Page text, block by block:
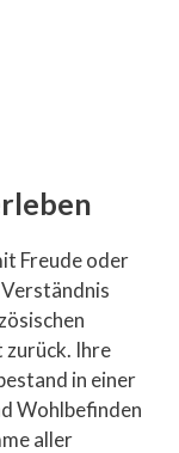
Freude oder
zurück. Ihre
in einer
Wohlbefinden
aller